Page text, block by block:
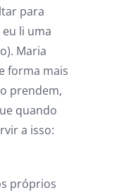
para
li uma
Maria
forma mais
prendem,
quando
a isso:
próprios